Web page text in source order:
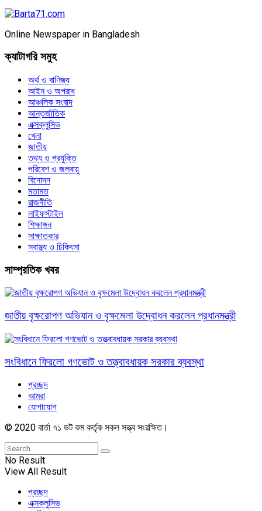
Online Newspaper in Bangladesh
ক্যাটাগরি সমুহ
অর্থ ও বাণিজ্য
আইন ও অপরাধ
আঞ্চলিক সংবাদ
আন্তর্জাতিক
এক্সক্লুসিভ
খেলা
জাতীয়
তথ্য ও প্রযুক্তি
পরিবেশ ও জলবায়ু
বিনোদন
মতামত
রাজনীতি
লাইফস্টাইল
শিক্ষাঙ্গন
সাক্ষাতকার
স্বাস্থ্য ও চিকিৎসা
সাম্প্রতিক খবর
জাতীয় বৃক্ষরোপণ অভিযান ও বৃক্ষমেলা উদ্বোধন করলেন প্রধানমন্ত্রী
সংবিধানে ফিরলো গণভোট ও তত্ত্বাবধায়ক সরকার ব্যবস্থা
প্রচ্ছদ
আমরা
যোগাযোগ
© 2020 বার্তা ৭১ ডট কম কর্তৃক সকল সত্ত্ব সংরক্ষিত।
No Result
View All Result
প্রচ্ছদ
এক্সক্লুসিভ